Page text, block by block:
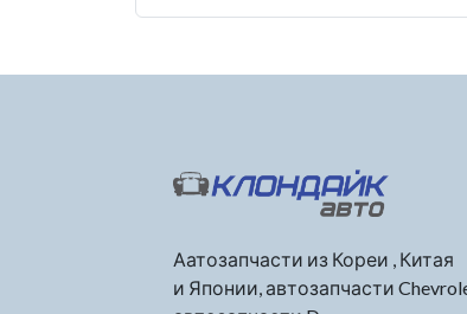
Аатозапчасти из Кореи , Китая
и Японии, автозапчасти